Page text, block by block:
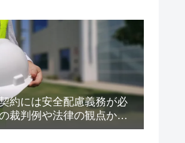
約には安全配慮義務が必
裁判例や法律の観点から
！